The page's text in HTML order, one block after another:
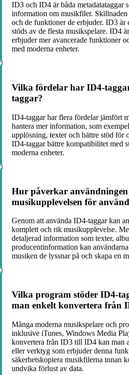
ID3 och ID4 är båda metadatataggar
information om musikfiler.
och de funktioner de erbjuder. ID3 är
stöds av de flesta musikspelare. ID4
erbjuder mer avancerade funktioner
med moderna enheter.
Vilka fördelar har ID4-
taggar?
ID4-taggar har flera fördelar jämfört
hantera mer information, som
upplösning, texter och bättre stöd för
ID4-taggar bättre kompatibilitet med
moderna enheter.
Hur påverkar
musikupplevelsen för
Genom att använda ID4-taggar kan
komplett och rik musikupplevelse.
detaljerad information som texter,
producentinformation kan
musiken de lyssnar på och skapa en
Vilka program stöder ID4-
man enkelt konvertera från
Många moderna musikspelare och
inklusive iTunes, Windows Media
konvertera från ID3 till ID4 kan man
eller verktyg som erbjuder denna
säkerhetskopiera musikfilerna innan
undvika förlust av data.